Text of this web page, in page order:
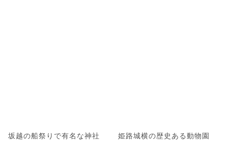
坂越の船祭りで有名な神社 姫路城横の歴史ある動物園